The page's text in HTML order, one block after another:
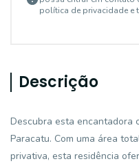
política de privacidade e
Descrição
Descubra esta encantadora
Paracatu. Com uma área
privativa, esta residência